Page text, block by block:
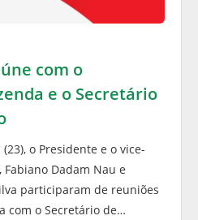
com o
e o Secretário
o Presidente e o vice-
Dadam Nau e
participaram de reuniões
com o Secretário de…